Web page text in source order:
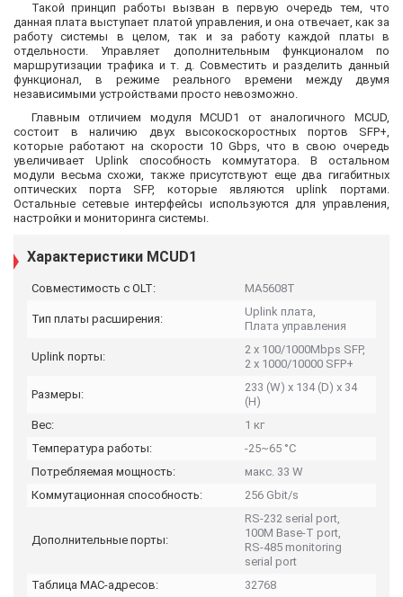
Такой принцип работы вызван в первую очередь тем, что
данная плата выступает платой управления, и она отвечает, как за
работу системы в целом, так и за работу каждой платы в
отдельности. Управляет дополнительным функционалом по
маршрутизации трафика и т. д. Совместить и разделить данный
функционал, в режиме реального времени между двумя
независимыми устройствами просто невозможно.
Главным отличием модуля MCUD1 от аналогичного MCUD,
состоит в наличию двух высокоскоростных портов SFP+,
которые работают на скорости 10 Gbps, что в свою очередь
увеличивает Uplink способность коммутатора. В остальном
модули весьма схожи, также присутствуют еще два гигабитных
оптических порта SFP, которые являются uplink портами.
Остальные сетевые интерфейсы используются для управления,
настройки и мониторинга системы.
Характеристики MCUD1
Совместимость с OLT: МА5608Т
Тип платы расширения:
Uplink плата,
Плата управления
Uplink порты:
2 x 100/1000Mbps SFP,
2 x 1000/10000 SFP+
Размеры:
233 (W) x 134 (D) x 34
(H)
Вес:
1 кг
Температура работы:
-25~65 °C
Потребляемая мощность:
макс. 33 W
Коммутационная способность:
256 Gbit/s
Дополнительные порты:
RS-232 serial port,
100M Base-T port,
RS-485 monitoring
serial port
Таблица MAC-адресов:
32768